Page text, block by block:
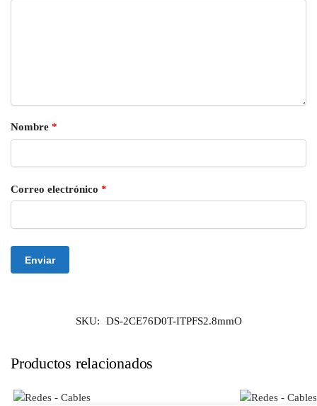
Nombre *
Correo electrónico *
SKU: DS-2CE76D0T-ITPFS2.8mmO
Productos relacionados